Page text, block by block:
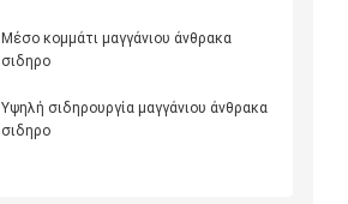
Μέσο κομμάτι μαγγάνιου άνθρακα
σιδηρο
Υψηλή σιδηρουργία μαγγάνιου άνθρακα
σιδηρο